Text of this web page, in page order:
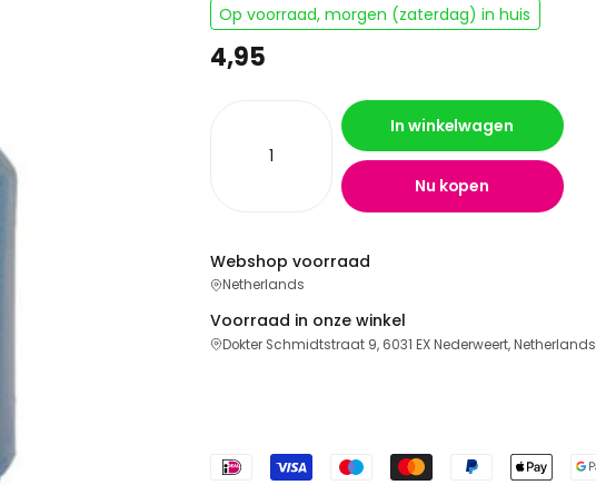
Op voorraad, morgen (zaterdag) in huis
4,95
In winkelwagen
Nu kopen
Webshop voorraad
Netherlands
Voorraad in onze winkel
Dokter Schmidtstraat 9, 6031 EX Nederweert, Netherlands